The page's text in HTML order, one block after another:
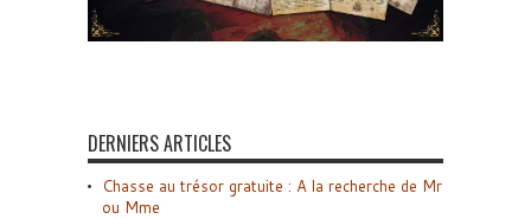
DERNIERS ARTICLES
Chasse au trésor gratuite : A la recherche de Mr
ou Mme